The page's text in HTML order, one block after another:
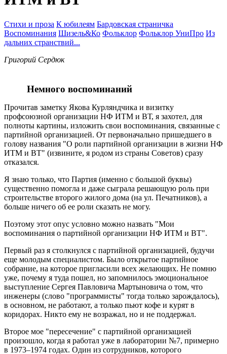
Стихи и проза К юбилеям Бардовская страничка
Воспоминания Шизель&Ко Фольклор Фольклор УниПро Из
дальних странствий...
Григорий Сердюк
Немного воспоминаний
Прочитав заметку Якова Курляндчика и визитку
профсоюзной организации НФ ИТМ и ВТ, я захотел, для
полноты картины, изложить свои воспоминания, связанные с
партийной организацией. От первоначально пришедшего в
голову названия "О роли партийной органи­зации в жизни НФ
ИТМ и ВТ" (извините, я родом из страны Советов) сразу
отказался.
Я знаю только, что Партия (именно с большой буквы)
существенно помогла и даже сыграла решающую роль при
строительстве второго жилого дома (на ул. Печатников), а
больше ничего об ее роли сказать не могу.
Поэтому этот опус условно можно назвать "Мои
воспоминания о партийной организации НФ ИТМ и ВТ".
Первый раз я столкнулся с партийной организацией, будучи
еще молодым специалистом. Было открытое партийное
собрание, на которое пригласили всех желающих. Не помню
уже, почему я туда пошел, но запомнилось эмоциональное
выступление Сергея Павловича Мартыновича о том, что
инженеры (слово "программисты" тогда только зарождалось),
в основном, не работают, а только пьют кофе и курят в
коридорах. Никто ему не возражал, но и не поддержал.
Второе мое "пересечение" с партийной организацией
произошло, когда я работал уже в лаборатории №7, примерно
в 1973–1974 годах. Один из сотрудников, которого